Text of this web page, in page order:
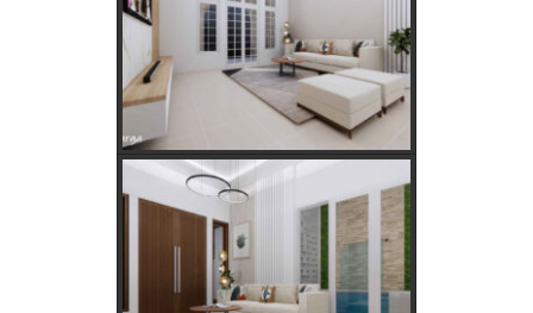
Kebutuhan Listrik yang Tepat untuk Rumah Tangga,
Kantor, dan Industri